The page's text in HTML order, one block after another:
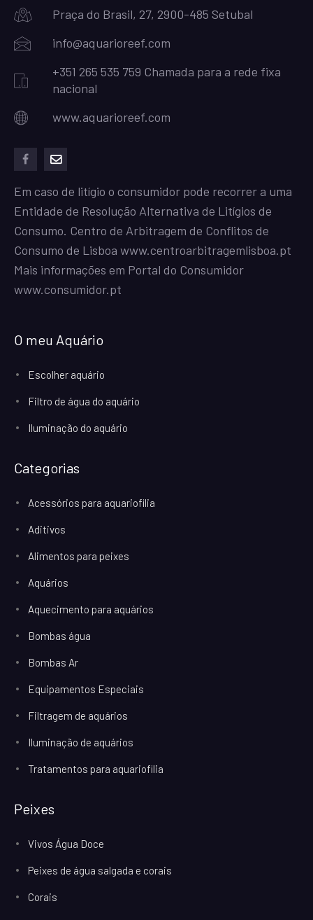
Praça do Brasil, 27, 2900-485 Setubal
info@aquarioreef.com
+351 265 535 759 Chamada para a rede fixa
nacional
www.aquarioreef.com
Em caso de litígio o consumidor pode recorrer a uma
Entidade de Resolução Alternativa de Litígios de
Consumo. Centro de Arbitragem de Conflitos de
Consumo de Lisboa www.centroarbitragemlisboa.pt
Mais informações em Portal do Consumidor
www.consumidor.pt
O meu Aquário
Escolher aquário
Filtro de água do aquário
Iluminação do aquário
Categorias
Acessórios para aquariofilia
Aditivos
Alimentos para peixes
Aquários
Aquecimento para aquários
Bombas água
Bombas Ar
Equipamentos Especiais
Filtragem de aquários
Iluminação de aquários
Tratamentos para aquariofilia
Peixes
Vivos Água Doce
Peixes de água salgada e corais
Corais